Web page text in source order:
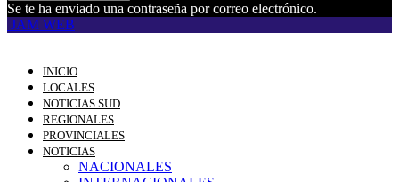
Se te ha enviado una contraseña por correo electrónico.
JAM WEB
INICIO
LOCALES
NOTICIAS SUD
REGIONALES
PROVINCIALES
NOTICIAS
NACIONALES